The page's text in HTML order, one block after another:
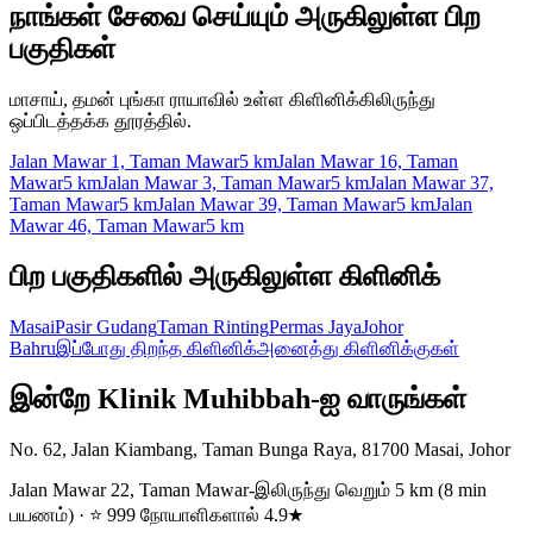
நாங்கள் சேவை செய்யும் அருகிலுள்ள பிற
பகுதிகள்
மாசாய், தமன் புங்கா ராயாவில் உள்ள கிளினிக்கிலிருந்து
ஒப்பிடத்தக்க தூரத்தில்.
Jalan Mawar 1, Taman Mawar5 kmJalan Mawar 16, Taman
Mawar5 kmJalan Mawar 3, Taman Mawar5 kmJalan Mawar 37,
Taman Mawar5 kmJalan Mawar 39, Taman Mawar5 kmJalan
Mawar 46, Taman Mawar5 km
பிற பகுதிகளில் அருகிலுள்ள கிளினிக்
MasaiPasir GudangTaman RintingPermas JayaJohor
Bahruஇப்போது திறந்த கிளினிக்அனைத்து கிளினிக்குகள்
இன்றே Klinik Muhibbah-ஐ வாருங்கள்
No. 62, Jalan Kiambang, Taman Bunga Raya, 81700 Masai, Johor
Jalan Mawar 22, Taman Mawar-இலிருந்து வெறும் 5 km (8 min
பயணம்) · ⭐ 999 நோயாளிகளால் 4.9★